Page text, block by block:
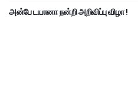
அன்பே டயானா நன்றி அறிவிப்பு விழா !